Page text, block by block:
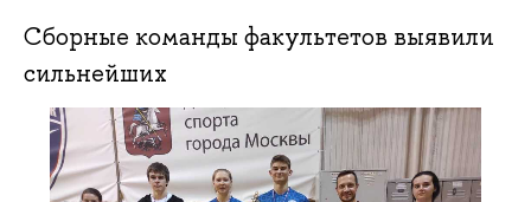
Сборные команды факультетов выявили
сильнейших